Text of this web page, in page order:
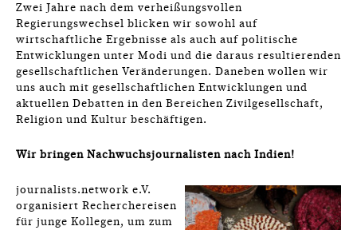
Zwei Jahre nach dem verheißungsvollen
Regierungswechsel blicken wir sowohl auf
wirtschaftliche Ergebnisse als auch auf politische
Entwicklungen unter Modi und die daraus resultierenden
gesellschaftlichen Veränderungen. Daneben wollen wir
uns auch mit gesellschaftlichen Entwicklungen und
aktuellen Debatten in den Bereichen Zivilgesellschaft,
Religion und Kultur beschäftigen.
Wir bringen Nachwuchsjournalisten nach Indien!
journalists.network e.V.
organisiert Recherchereisen
für junge Kollegen, um zum